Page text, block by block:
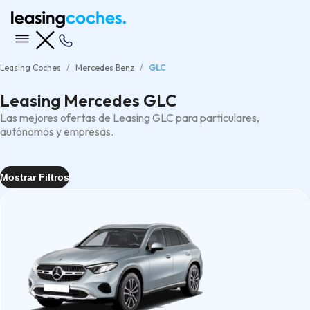
Leasing Coches Mercedes Benz GLC
Leasing Mercedes GLC
Las mejores ofertas de Leasing GLC para particulares,
autónomos y empresas.
Mostrar Filtros
Entrega
(4)